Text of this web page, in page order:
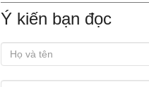
Ý kiến bạn đọc